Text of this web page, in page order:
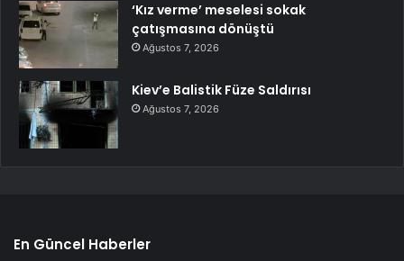
‘Kız verme’ meselesi sokak
çatışmasına dönüştü
Ağustos 7, 2026
Kiev’e Balistik Füze Saldırısı
Ağustos 7, 2026
En Güncel Haberler